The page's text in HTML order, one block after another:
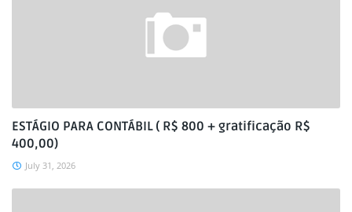
ESTÁGIO PARA CONTÁBIL ( R$ 800 + gratificação R$
400,00)
July 31, 2026